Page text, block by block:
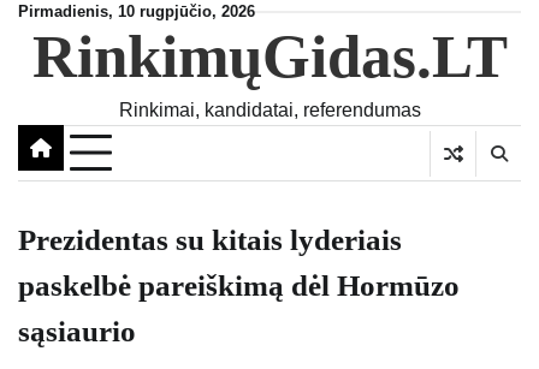
Skip
content
Pirmadienis, 10 rugpjūčio, 2026
RinkimųGidas.LT
Rinkimai, kandidatai, referendumas
Prezidentas su kitais lyderiais
paskelbė pareiškimą dėl Hormūzo
sąsiaurio